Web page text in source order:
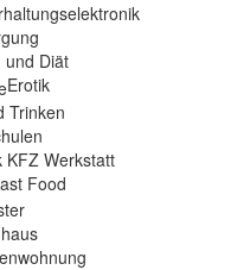
und Diät
Erotik
Trinken
KFZ Werkstatt
Food